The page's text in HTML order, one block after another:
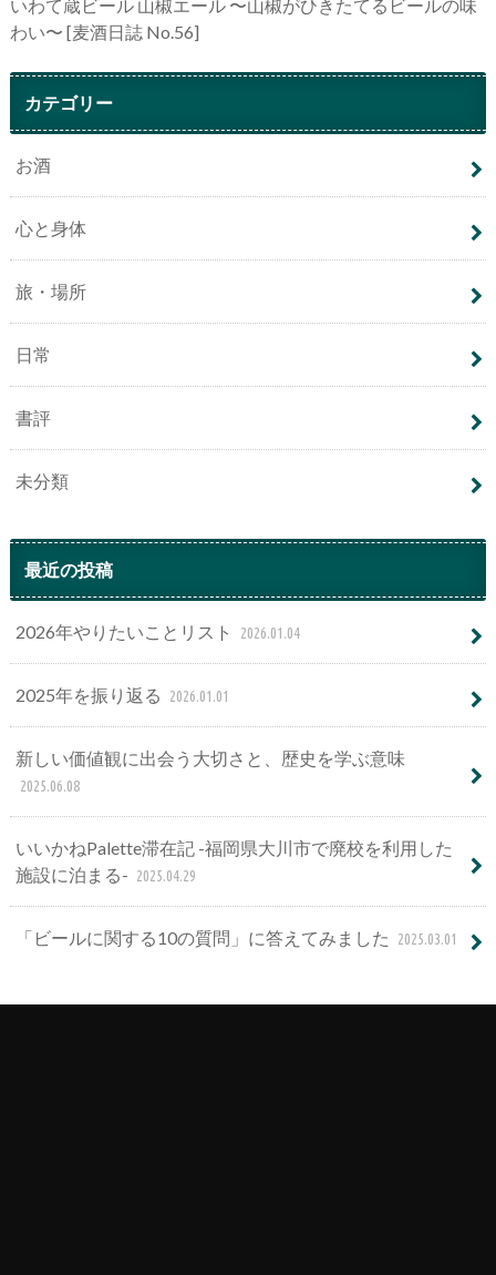
いわて蔵ビール 山椒エール 〜山椒がひきたてるビールの味
わい〜 [麦酒日誌 No.56]
カテゴリー
お酒
心と身体
旅・場所
日常
書評
未分類
最近の投稿
2026年やりたいことリスト 2026.01.04
2025年を振り返る 2026.01.01
新しい価値観に出会う大切さと、歴史を学ぶ意味
2025.06.08
いいかねPalette滞在記 -福岡県大川市で廃校を利用した
施設に泊まる- 2025.04.29
「ビールに関する10の質問」に答えてみました 2025.03.01